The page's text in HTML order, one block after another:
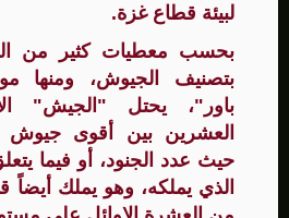
لبيئة قطاع غزة.
بحسب معطيات كثير من
بتصنيف الجيوش، ومنها
باور"، يحتل "الجيش"
العشرين بين أقوى جيوش
حيث عدد الجنود، أو فيما
الذي يملكه، وهو يملك أيضاً